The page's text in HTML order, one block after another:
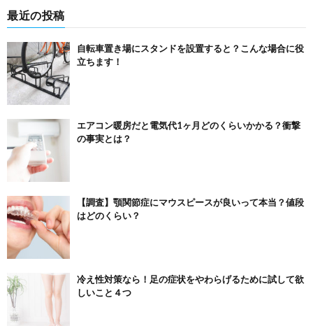
最近の投稿
自転車置き場にスタンドを設置すると？こんな場合に役
立ちます！
エアコン暖房だと電気代1ヶ月どのくらいかかる？衝撃
の事実とは？
【調査】顎関節症にマウスピースが良いって本当？値段
はどのくらい？
冷え性対策なら！足の症状をやわらげるために試して欲
しいこと４つ